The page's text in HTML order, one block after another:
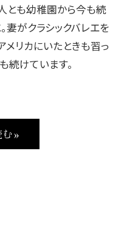
とも幼稚園から今も続
妻がクラシックバレエを
メリカにいたときも習っ
続けています。
»